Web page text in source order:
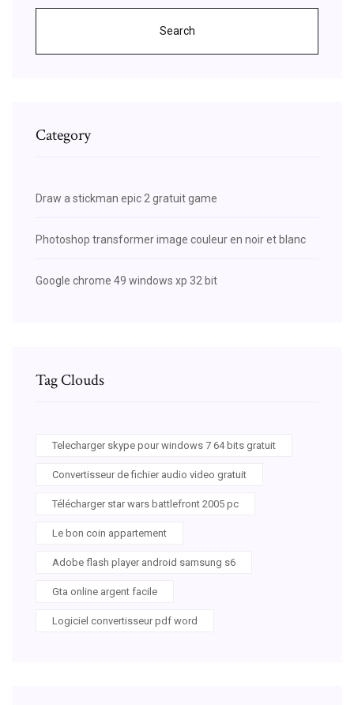
Search
Category
Draw a stickman epic 2 gratuit game
Photoshop transformer image couleur en noir et blanc
Google chrome 49 windows xp 32 bit
Tag Clouds
Telecharger skype pour windows 7 64 bits gratuit
Convertisseur de fichier audio video gratuit
Télécharger star wars battlefront 2005 pc
Le bon coin appartement
Adobe flash player android samsung s6
Gta online argent facile
Logiciel convertisseur pdf word